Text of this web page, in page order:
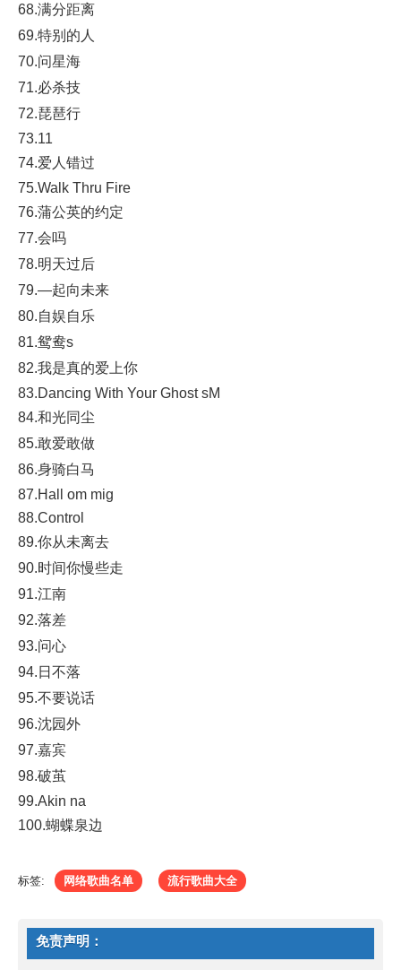
68.满分距离
69.特别的人
70.问星海
71.必杀技
72.琵琶行
73.11
74.爱人错过
75.Walk Thru Fire
76.蒲公英的约定
77.会吗
78.明天过后
79.—起向未来
80.自娱自乐
81.鸳鸯s
82.我是真的爱上你
83.Dancing With Your Ghost sM
84.和光同尘
85.敢爱敢做
86.身骑白马
87.Hall om mig
88.Control
89.你从未离去
90.时间你慢些走
91.江南
92.落差
93.问心
94.日不落
95.不要说话
96.沈园外
97.嘉宾
98.破茧
99.Akin na
100.蝴蝶泉边
标签: 网络歌曲名单 流行歌曲大全
免责声明：